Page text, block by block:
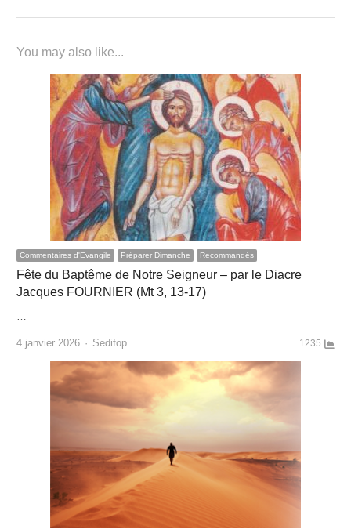
You may also like...
Commentaires d'Evangile Préparer Dimanche Recommandés
Fête du Baptême de Notre Seigneur – par le Diacre
Jacques FOURNIER (Mt 3, 13-17)
4 janvier 2026 Author
Sedifop 1235